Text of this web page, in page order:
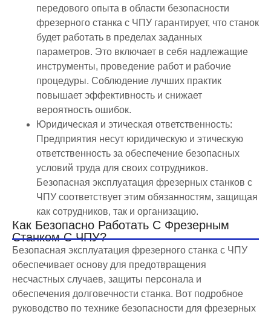
передового опыта в области безопасности
фрезерного станка с ЧПУ гарантирует, что станок
будет работать в пределах заданных
параметров. Это включает в себя надлежащие
инструменты, проведение работ и рабочие
процедуры. Соблюдение лучших практик
повышает эффективность и снижает
вероятность ошибок.
Юридическая и этическая ответственность:
Предприятия несут юридическую и этическую
ответственность за обеспечение безопасных
условий труда для своих сотрудников.
Безопасная эксплуатация фрезерных станков с
ЧПУ соответствует этим обязанностям, защищая
как сотрудников, так и организацию.
Как Безопасно Работать С Фрезерным
Станком С ЧПУ?
Безопасная эксплуатация фрезерного станка с ЧПУ
обеспечивает основу для предотвращения
несчастных случаев, защиты персонала и
обеспечения долговечности станка. Вот подробное
руководство по технике безопасности для фрезерных